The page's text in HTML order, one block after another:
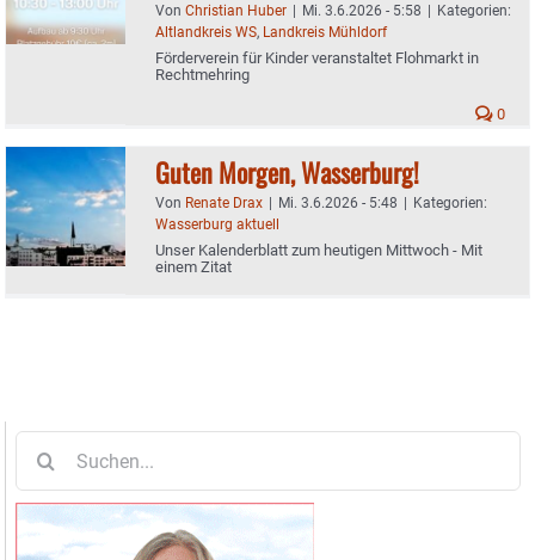
Von Christian Huber | Mi. 3.6.2026 - 5:58 | Kategorien:
Altlandkreis WS, Landkreis Mühldorf
Förderverein für Kinder veranstaltet Flohmarkt in
Rechtmehring
0
Guten Morgen, Wasserburg!
Von Renate Drax | Mi. 3.6.2026 - 5:48 | Kategorien:
Wasserburg aktuell
Unser Kalenderblatt zum heutigen Mittwoch - Mit
einem Zitat
nach: